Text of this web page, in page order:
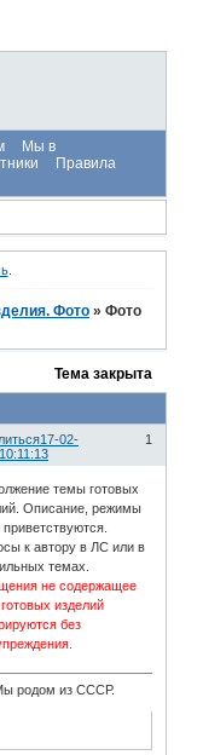
Мы в
Правила
.
Фото »Фото
Тема закрыта
1
17-02-
темы готовых
Описание, режимы
приветствуются.
к автору в ЛС или в
темах.
не содержащее
изделий
без
родом из СССР.